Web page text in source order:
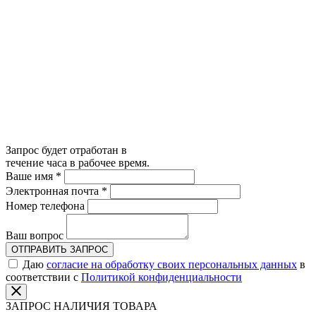
Запрос будет отработан в
течение часа в рабочее время.
Ваше имя *
Электронная почта *
Номер телефона
Ваш вопрос
ОТПРАВИТЬ ЗАПРОС
Даю согласие на обработку своих персональных данных в
соответствии с Политикой конфиденциальности
ЗАПРОС НАЛИЧИЯ ТОВАРА